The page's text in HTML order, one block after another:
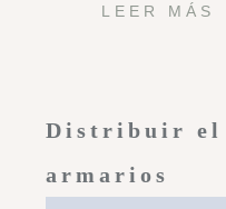
LEER MÁS
Distribuir el
armarios